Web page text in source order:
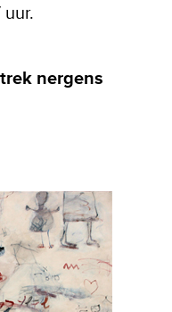
nergens